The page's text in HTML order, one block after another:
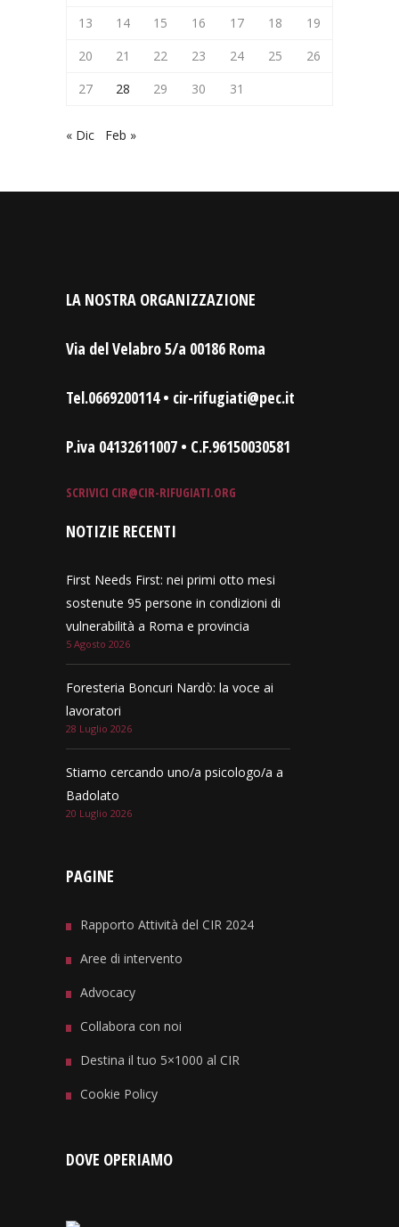
13
14 15 16 17 18
19
20
21 22 23 24 25
26
27
28 29 30 31
« Dic Feb »
LA NOSTRA ORGANIZZAZIONE
Via del Velabro 5/a 00186 Roma
Tel.0669200114 • cir-rifugiati@pec.it
P.iva 04132611007 • C.F.96150030581
SCRIVICI CIR@CIR-RIFUGIATI.ORG
NOTIZIE RECENTI
First Needs First: nei primi otto mesi
sostenute 95 persone in condizioni di
vulnerabilità a Roma e provincia
5 Agosto 2026
Foresteria Boncuri Nardò: la voce ai
lavoratori
28 Luglio 2026
Stiamo cercando uno/a psicologo/a a
Badolato
20 Luglio 2026
PAGINE
Rapporto Attività del CIR 2024
Aree di intervento
Advocacy
Collabora con noi
Destina il tuo 5×1000 al CIR
Cookie Policy
DOVE OPERIAMO